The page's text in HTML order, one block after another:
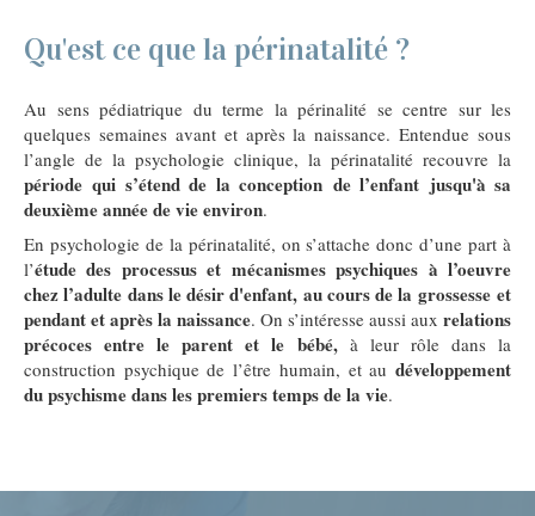
Qu'est ce que la périnatalité ?
Au sens pédiatrique du terme la périnalité se centre sur les
quelques semaines avant et après la naissance. Entendue sous
l’angle de la psychologie clinique, la périnatalité recouvre la
période qui s’étend de la conception de l’enfant jusqu'à sa
deuxième année de vie environ.
En psychologie de la périnatalité, on s’attache donc d’une part à
l’étude des processus et mécanismes psychiques à l’oeuvre
chez l’adulte dans le désir d'enfant, au cours de la grossesse et
pendant et après la naissance. On s’intéresse aussi aux relations
précoces entre le parent et le bébé, à leur rôle dans la
construction psychique de l’être humain, et au développement
du psychisme dans les premiers temps de la vie.